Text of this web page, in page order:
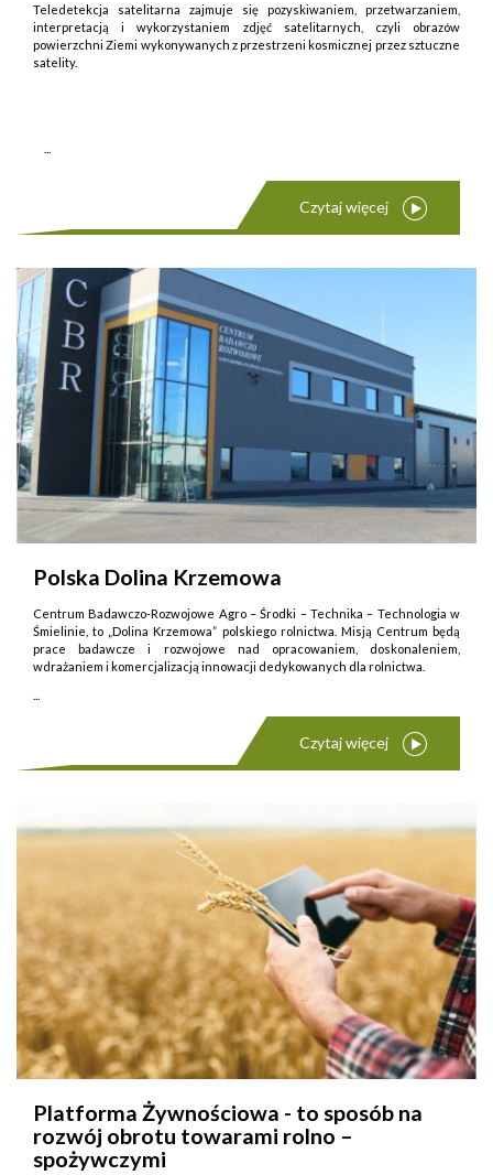
Teledetekcja satelitarna zajmuje się pozyskiwaniem, przetwarzaniem,
interpretacją i wykorzystaniem zdjęć satelitarnych, czyli obrazów
powierzchni Ziemi wykonywanych z przestrzeni kosmicznej przez sztuczne
satelity.
Czytaj więcej
Polska Dolina Krzemowa
Centrum Badawczo-Rozwojowe Agro – Środki – Technika – Technologia w
Śmielinie, to „Dolina Krzemowa” polskiego rolnictwa. Misją Centrum będą
prace badawcze i rozwojowe nad opracowaniem, doskonaleniem,
wdrażaniem i komercjalizacją innowacji dedykowanych dla rolnictwa.
Czytaj więcej
Platforma Żywnościowa - to sposób na
rozwój obrotu towarami rolno –
spożywczymi